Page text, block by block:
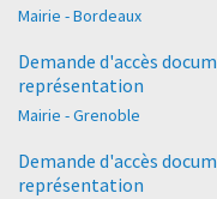
Mairie - Bordeaux
Demande d'accès
représentation
Mairie - Grenoble
Demande d'accès
représentation